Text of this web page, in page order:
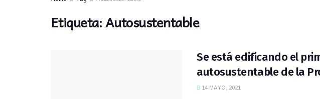
Etiqueta:Autosustentable
Se está edificando el
autosustentable de la
14 MAYO, 2021